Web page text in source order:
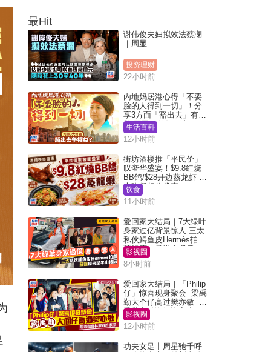
最Hit
谢伟俊夫妇拟效法蔡澜
｜周显
投资理财
22小时前
内地妈居港心得「不要
脸的人得到一切」！分
享3方面「豁出去」有著
数 网民：你好厉害
生活百科
12小时前
街坊酒楼推「平民价」
叹奢华盛宴！$9.8红烧
BB鸽/$28开边蒸龙虾 3
大晚餐超值优惠
饮食
11小时前
爱回家大结局｜7大绿叶
身家过亿背景惊人 三太
私伙鳄鱼皮Hermès拍剧
苏姐原来是半山楼后
影视圈
8小时前
爱回家大结局｜「Philip
仔」惊喜现身聚会 梁禹
勤大个仔高过樊亦敏 超
乖黐实林淑敏许家杰
影视圈
12小时前
功夫女足丨周星驰千呼